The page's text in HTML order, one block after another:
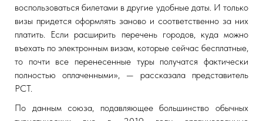
воспользоваться билетами в другие удобные даты. И только
визы придется оформлять заново и соответственно за них
платить. Если расширить перечень городов, куда можно
въехать по электронным визам, которые сейчас бесплатные,
то почти все перенесенные туры получатся фактически
полностью оплаченными», — рассказала представитель
РСТ.
По данным союза, подавляющее большинство обычных